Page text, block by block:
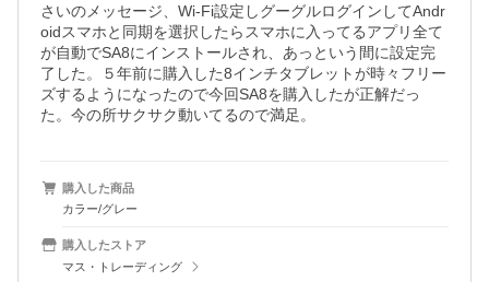
さいのメッセージ、Wi-Fi設定しグーグルログインしてAndr
oidスマホと同期を選択したらスマホに入ってるアプリ全て
が自動でSA8にインストールされ、あっという間に設定完
了した。５年前に購入した8インチタブレットが時々フリー
ズするようになったので今回SA8を購入したが正解だっ
購入した商品
カラー/グレー
購入したストア
マス・トレーディング